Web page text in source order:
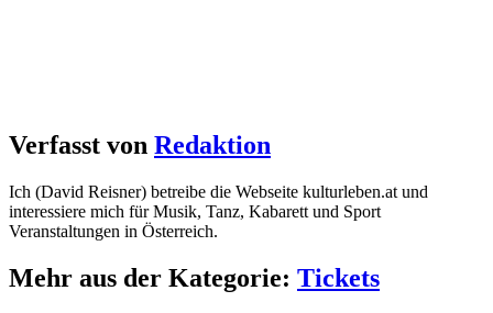
Verfasst von Redaktion
Ich (David Reisner) betreibe die Webseite kulturleben.at und
interessiere mich für Musik, Tanz, Kabarett und Sport
Veranstaltungen in Österreich.
Mehr aus der Kategorie: Tickets